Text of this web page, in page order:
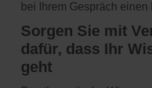
bei Ihrem Gespräch
Sorgen Sie mit
dafür, dass Ihr
geht